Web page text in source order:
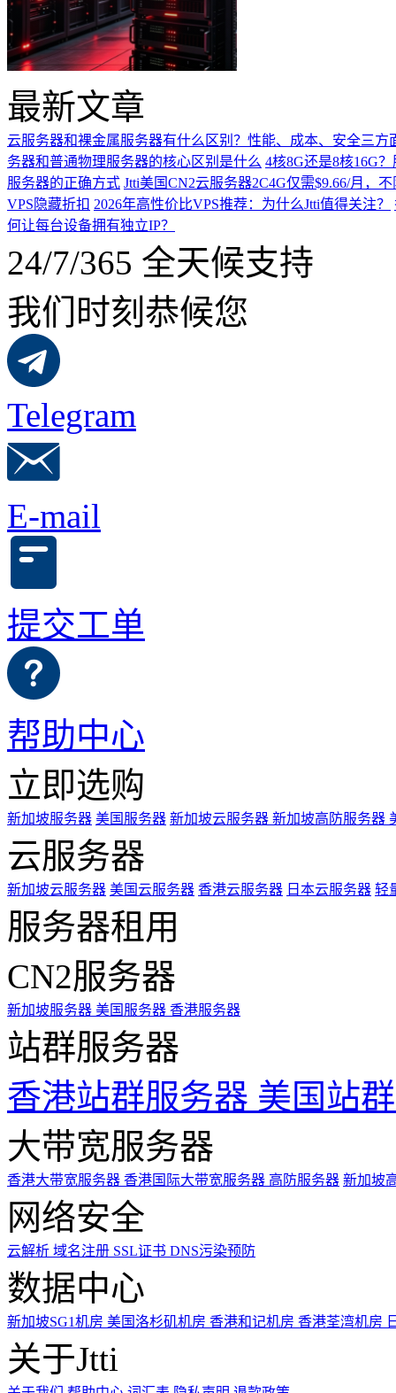
最新文章
云服务器和裸金属服务器有什么区别？性能、成本、安全三方
务器和普通物理服务器的核心区别是什么 4核8G还是8核16G
服务器的正确方式 Jtti美国CN2云服务器2C4G仅需$9.66/月，
VPS隐藏折扣 2026年高性价比VPS推荐：为什么Jtti值得关注？
何让每台设备拥有独立IP？
24/7/365 全天候支持
我们时刻恭候您
Telegram
E-mail
提交工单
帮助中心
立即选购
新加坡服务器 美国服务器 新加坡云服务器 新加坡高防服务器
云服务器
新加坡云服务器 美国云服务器 香港云服务器 日本云服务器 轻
服务器租用
CN2服务器
新加坡服务器 美国服务器 香港服务器
站群服务器
香港站群服务器 美国站
大带宽服务器
香港大带宽服务器 香港国际大带宽服务器 高防服务器 新加坡
网络安全
云解析 域名注册 SSL证书 DNS污染预防
数据中心
新加坡SG1机房 美国洛杉矶机房 香港和记机房 香港荃湾机房
关于Jtti